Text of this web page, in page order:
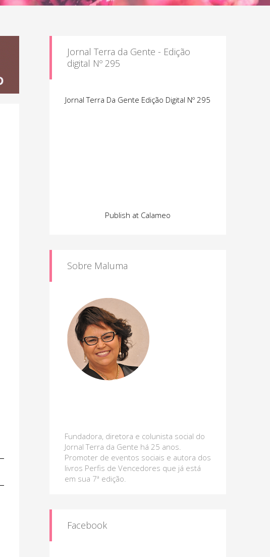
Jornal Terra da Gente - Edição
digital Nº 295
Jornal Terra Da Gente Edição Digital Nº 295
Publish at Calameo
Sobre Maluma
Fundadora, diretora e colunista social do
Jornal Terra da Gente há 25 anos.
Promoter de eventos sociais e autora dos
livros Perfis de Vencedores que já está
em sua 7ª edição.
Facebook